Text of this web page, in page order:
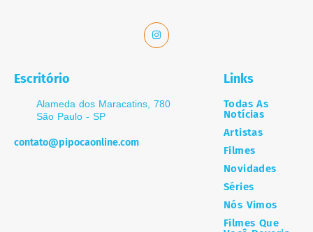
Escritório
Alameda dos Maracatins, 780
São Paulo - SP
contato@pipocaonline.com
Links
Todas As
Notícias
Artistas
Filmes
Novidades
Séries
Nós Vimos
Filmes Que